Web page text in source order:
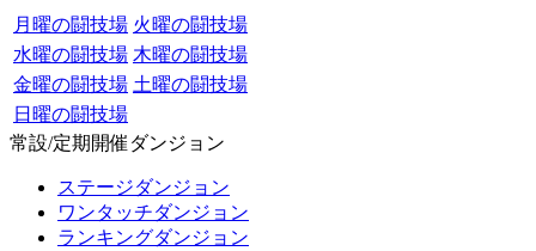
月曜の闘技場 火曜の闘技場
水曜の闘技場 木曜の闘技場
金曜の闘技場 土曜の闘技場
日曜の闘技場
常設/定期開催ダンジョン
ステージダンジョン
ワンタッチダンジョン
ランキングダンジョン